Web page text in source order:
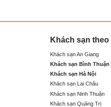
Khách sạn
Khách sạn An Giang
Khách sạn Bình Thuận
Khách sạn Hà Nội
Khách sạn Lai Châu
Khách sạn Ninh Thuận
Khách sạn Quảng Trị